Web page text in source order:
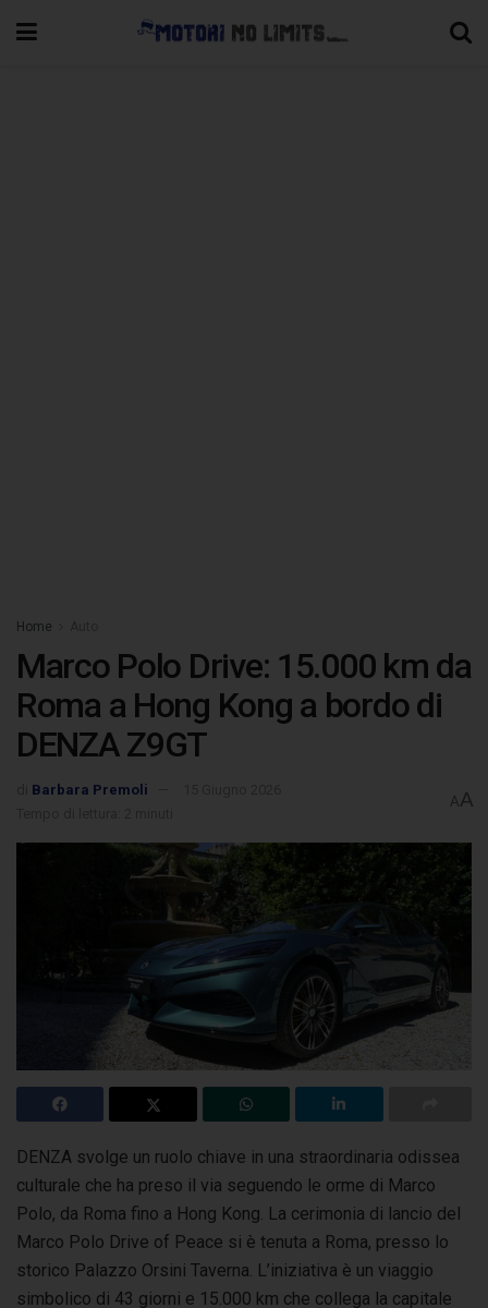
Home
Marco Polo Drive: 15.000 km da
Roma a Hong Kong a bordo di
DENZA Z9GT
Barbara Premoli
AA
DENZA svolge un ruolo chiave in una straordinaria odissea
culturale che ha preso il via seguendo le orme di Marco
Polo, da Roma fino a Hong Kong. La cerimonia di lancio del
Marco Polo Drive of Peace si è tenuta a Roma, presso lo
storico Palazzo Orsini Taverna. L’iniziativa è un viaggio
simbolico di 43 giorni e 15.000 km che collega la capitale